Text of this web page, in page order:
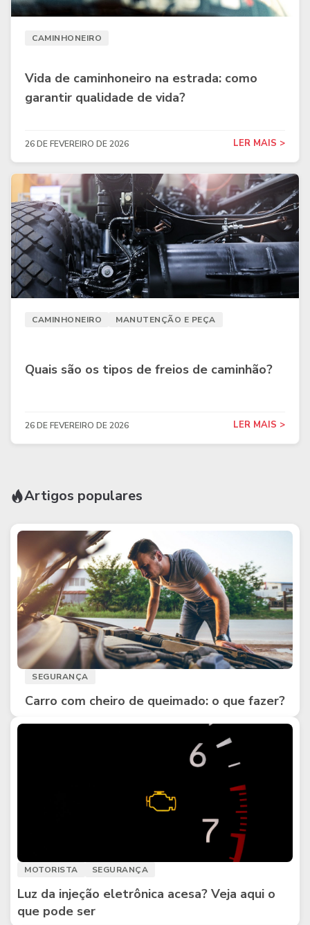
CAMINHONEIRO
Vida de caminhoneiro na estrada: como
garantir qualidade de vida?
26 DE FEVEREIRO DE 2026 LER MAIS >
CAMINHONEIRO MANUTENÇÃO E PEÇA
Quais são os tipos de freios de caminhão?
26 DE FEVEREIRO DE 2026 LER MAIS >
Artigos populares
SEGURANÇA
Carro com cheiro de queimado: o que fazer?
MOTORISTA SEGURANÇA
Luz da injeção eletrônica acesa? Veja aqui o
que pode ser